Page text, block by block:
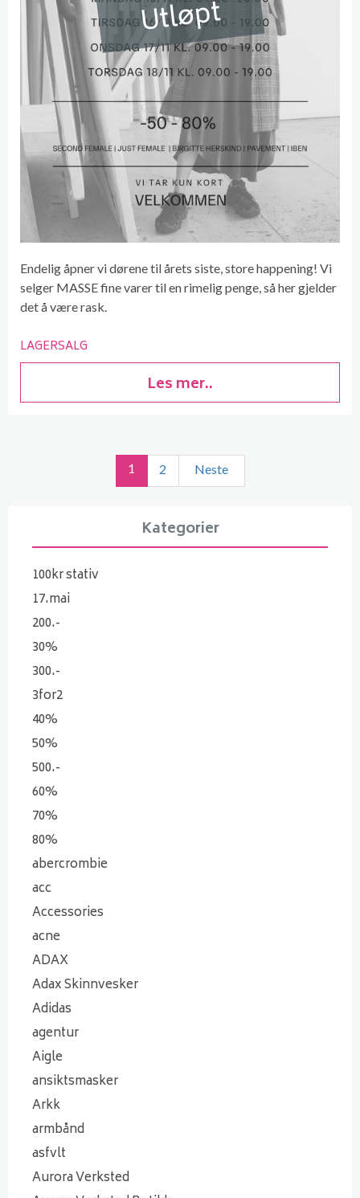
Utløpt
Endelig åpner vi dørene til årets siste, store happening! Vi
selger MASSE fine varer til en rimelig penge, så her gjelder
det å være rask.
LAGERSALG
Les mer..
1 2 Neste
Kategorier
100kr stativ
17.mai
200.-
30%
300.-
3for2
40%
50%
500.-
60%
70%
80%
abercrombie
acc
Accessories
acne
ADAX
Adax Skinnvesker
Adidas
agentur
Aigle
ansiktsmasker
Arkk
armbånd
asfvlt
Aurora Verksted